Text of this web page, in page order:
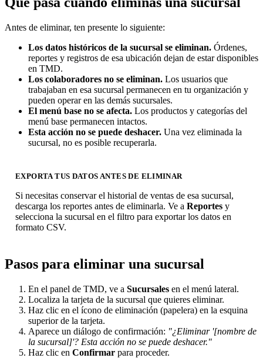
Antes de eliminar, ten presente lo siguiente:
Los datos históricos de la sucursal se eliminan. Órdenes,
reportes y registros de esa ubicación dejan de estar disponibles
en TMD.
Los colaboradores no se eliminan. Los usuarios que
trabajaban en esa sucursal permanecen en tu organización y
pueden operar en las demás sucursales.
El menú base no se afecta. Los productos y categorías del
menú base permanecen intactos.
Esta acción no se puede deshacer. Una vez eliminada la
sucursal, no es posible recuperarla.
EXPORTA TUS DATOS ANTES DE ELIMINAR
Si necesitas conservar el historial de ventas de esa sucursal,
descarga los reportes antes de eliminarla. Ve a Reportes y
selecciona la sucursal en el filtro para exportar los datos en
formato CSV.
Pasos para eliminar una sucursal
En el panel de TMD, ve a Sucursales en el menú lateral.
Localiza la tarjeta de la sucursal que quieres eliminar.
Haz clic en el ícono de eliminación (papelera) en la esquina
superior de la tarjeta.
Aparece un diálogo de confirmación: "¿Eliminar '[nombre de
la sucursal]'? Esta acción no se puede deshacer."
Haz clic en Confirmar para proceder.